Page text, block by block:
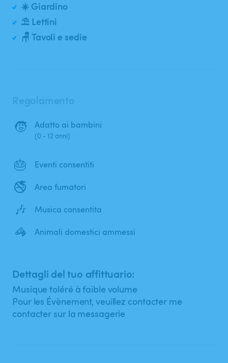
☀️ Giardino
⛱️ Lettini
🪑 Tavoli e sedie
🧒 Adatto ai bambini
(0 - 12 anni)
🎂 Eventi consentiti
🚭 Area fumatori
🎶 Musica consentita
🦓 Animali domestici ammessi
Dettagli del tuo affittuario:
Musique toléré à faible volume
Pour les Évènement, veuillez contacter me
contacter sur la messagerie